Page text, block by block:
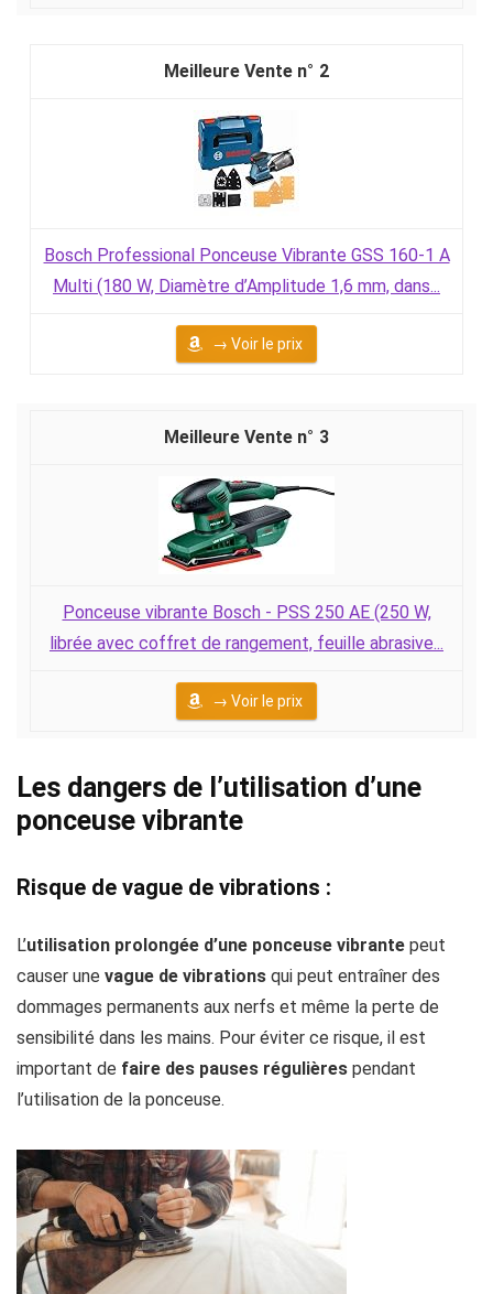
2
Bosch Professional Ponceuse Vibrante GSS 160-1 A
Multi (180 W, Diamètre d’Amplitude 1,6 mm, dans...
→ Voir le prix
3
Ponceuse vibrante Bosch - PSS 250 AE (250 W,
librée avec coffret de rangement, feuille abrasive...
→ Voir le prix
Les dangers de l’utilisation d’une
ponceuse vibrante
Risque de vague de vibrations :
L’utilisation prolongée d’une ponceuse vibrante peut
causer une vague de vibrations qui peut entraîner des
dommages permanents aux nerfs et même la perte de
sensibilité dans les mains. Pour éviter ce risque, il est
important de faire des pauses régulières pendant
l’utilisation de la ponceuse.